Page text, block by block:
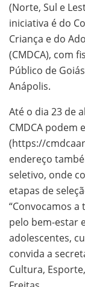
(Norte, Sul e
iniciativa é do
Criança e do
(CMDCA), com
Público de
Anápolis.
Até o dia 23 de
CMDCA podem
(https://
endereço
seletivo, onde
etapas de
“Convocamos
pelo bem-estar
adolescentes,
convida a
Cultura,